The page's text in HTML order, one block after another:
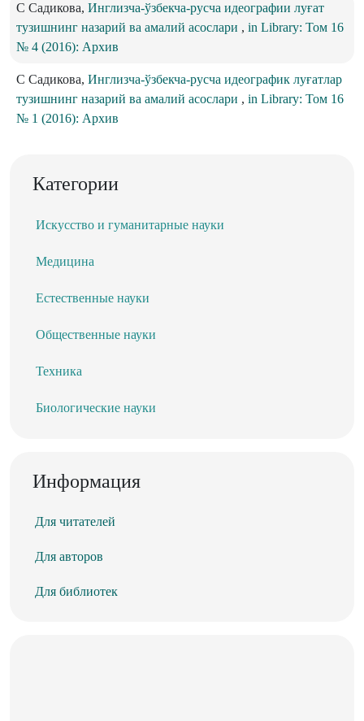
С Садикова, Инглизча-ўзбекча-русча идеографии луғат
тузишнинг назарий ва амалий асослари , in Library: Том 16
№ 4 (2016): Архив
С Садикова, Инглизча-ўзбекча-русча идеографик луғатлар
тузишнинг назарий ва амалий асослари , in Library: Том 16
№ 1 (2016): Архив
Категории
Искусство и гуманитарные науки
Медицина
Естественные науки
Общественные науки
Техника
Биологические науки
Информация
Для читателей
Для авторов
Для библиотек